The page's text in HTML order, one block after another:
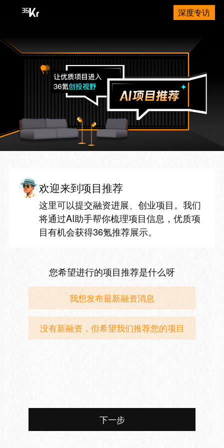
深度专访
欢迎来到项目推荐
这里可以提交融资进展、创业项目。我们
将通过AI助手帮你梳理项目信息，优质项
目有机会获得36氪推荐展示。
您希望进行的项目推荐是什么呀
我想发布最新融资消息
没有新融资，但希望我们推荐您的项目
下一步